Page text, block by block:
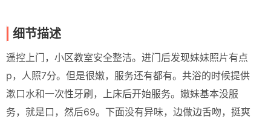
细节描述
遥控上门，小区教室安全整洁。进门后发现妹妹照片有点
p，人照7分。但是很嫩，服务还有都有。共浴的时候提供
漱口水和一次性牙刷，上床后开始服务。嫩妹基本没服
务，就是口，然后69。下面没有异味，边做边舌吻，挺爽